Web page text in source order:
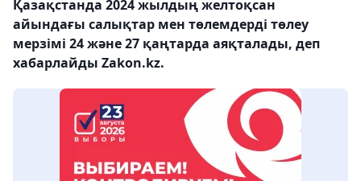
Қазақстанда 2024 жылдың желтоқсан
айындағы салықтар мен төлемдерді төлеу
мерзімі 24 және 27 қаңтарда аяқталады, деп
хабарлайды Zakon.kz.